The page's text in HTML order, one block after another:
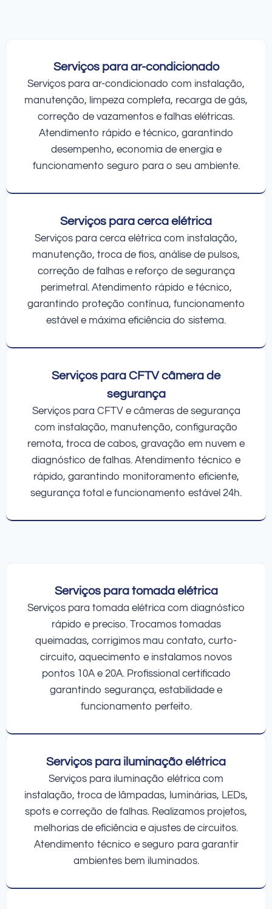
Serviços para ar-condicionado
Serviços para ar-condicionado com instalação,
manutenção, limpeza completa, recarga de gás,
correção de vazamentos e falhas elétricas.
Atendimento rápido e técnico, garantindo
desempenho, economia de energia e
funcionamento seguro para o seu ambiente.
Serviços para cerca elétrica
Serviços para cerca elétrica com instalação,
manutenção, troca de fios, análise de pulsos,
correção de falhas e reforço de segurança
perimetral. Atendimento rápido e técnico,
garantindo proteção contínua, funcionamento
estável e máxima eficiência do sistema.
Serviços para CFTV câmera de
segurança
Serviços para CFTV e câmeras de segurança
com instalação, manutenção, configuração
remota, troca de cabos, gravação em nuvem e
diagnóstico de falhas. Atendimento técnico e
rápido, garantindo monitoramento eficiente,
segurança total e funcionamento estável 24h.
Serviços para tomada elétrica
Serviços para tomada elétrica com diagnóstico
rápido e preciso. Trocamos tomadas
queimadas, corrigimos mau contato, curto-
circuito, aquecimento e instalamos novos
pontos 10A e 20A. Profissional certificado
garantindo segurança, estabilidade e
funcionamento perfeito.
Serviços para iluminação elétrica
Serviços para iluminação elétrica com
instalação, troca de lâmpadas, luminárias, LEDs,
spots e correção de falhas. Realizamos projetos,
melhorias de eficiência e ajustes de circuitos.
Atendimento técnico e seguro para garantir
ambientes bem iluminados.